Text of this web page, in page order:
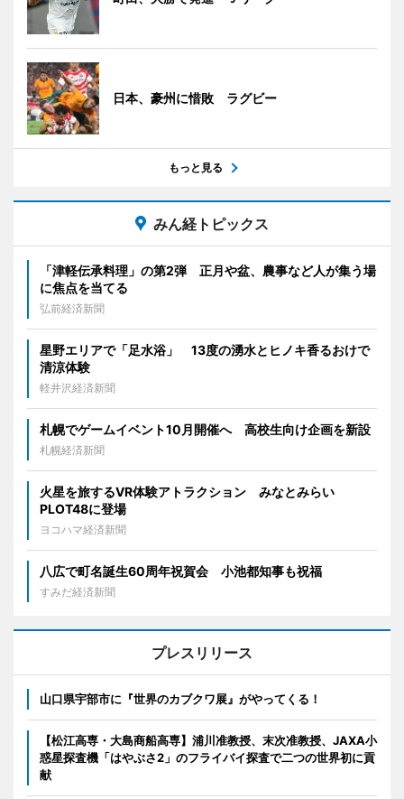
日本、豪州に惜敗 ラグビー
もっと見る
みん経トピックス
「津軽伝承料理」の第2弾 正月や盆、農事など人が集う場
に焦点を当てる
弘前経済新聞
星野エリアで「足水浴」 13度の湧水とヒノキ香るおけで
清涼体験
軽井沢経済新聞
札幌でゲームイベント10月開催へ 高校生向け企画を新設
札幌経済新聞
火星を旅するVR体験アトラクション みなとみらい
PLOT48に登場
ヨコハマ経済新聞
八広で町名誕生60周年祝賀会 小池都知事も祝福
すみだ経済新聞
プレスリリース
山口県宇部市に『世界のカブクワ展』がやってくる！
【松江高専・大島商船高専】浦川准教授、末次准教授、JAXA小
惑星探査機「はやぶさ2」のフライバイ探査で二つの世界初に貢
献